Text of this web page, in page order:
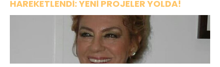
HAREKETLENDİ: YENİ PROJELER YOLDA!